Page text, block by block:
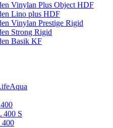
Vinylan Plus Object HDF
Lino plus HDF
Vinylan Prestige Rigid
Strong Rigid
Basik KF
400 S